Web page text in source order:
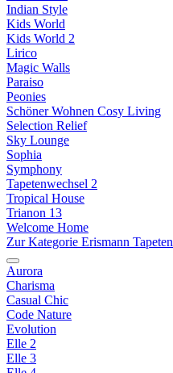
Indian Style
Kids World
Kids World 2
Lirico
Magic Walls
Paraiso
Peonies
Schöner Wohnen Cosy Living
Selection Relief
Sky Lounge
Sophia
Symphony
Tapetenwechsel 2
Tropical House
Trianon 13
Welcome Home
Zur Kategorie Erismann Tapeten
Aurora
Charisma
Casual Chic
Code Nature
Evolution
Elle 2
Elle 3